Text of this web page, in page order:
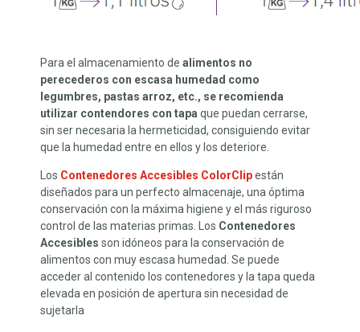
Para el almacenamiento de alimentos no
perecederos con escasa humedad como
legumbres, pastas arroz, etc., se recomienda
utilizar contendores con tapa que puedan cerrarse,
sin ser necesaria la hermeticidad, consiguiendo evitar
que la humedad entre en ellos y los deteriore.
Los Contenedores Accesibles ColorClipestán
diseñados para un perfecto almacenaje, una óptima
conservación con la máxima higiene y el más riguroso
control de las materias primas. Los Contenedores
Accesibles son idóneos para la conservación de
alimentos con muy escasa humedad. Se puede
acceder al contenido los contenedores y la tapa queda
elevada en posición de apertura sin necesidad de
sujetarla